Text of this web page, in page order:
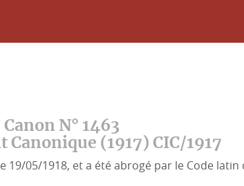
Canon N° 1463
Canonique (1917) CIC/1917
19/05/1918, et a été abrogé par le Code latin